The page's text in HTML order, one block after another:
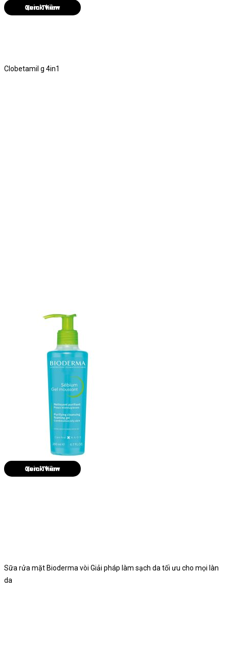
Quick View
Clobetamil g 4in1
Quick View
Sữa rửa mặt Bioderma vòi Giải pháp làm sạch da tối ưu cho mọi làn
da